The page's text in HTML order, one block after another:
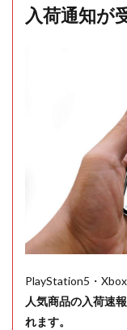
入荷通知が
PlayStation5・
人気商品の入荷速
れます。